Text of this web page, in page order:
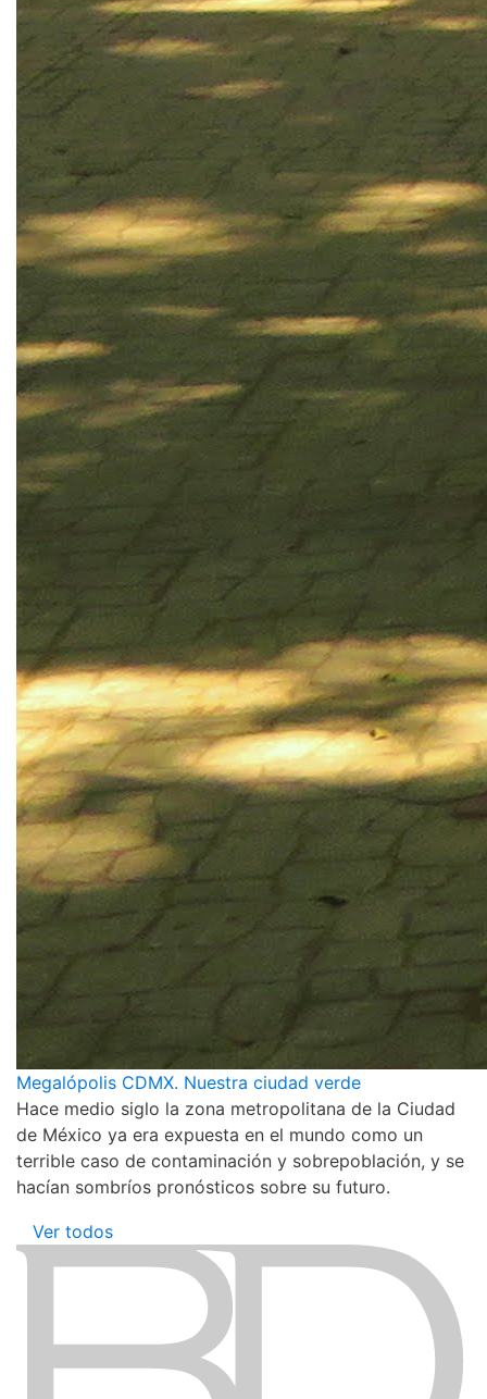
Megalópolis CDMX. Nuestra ciudad verde
Hace medio siglo la zona metropolitana de la Ciudad
de México ya era expuesta en el mundo como un
terrible caso de contaminación y sobrepoblación, y se
hacían sombríos pronósticos sobre su futuro.
Ver todos